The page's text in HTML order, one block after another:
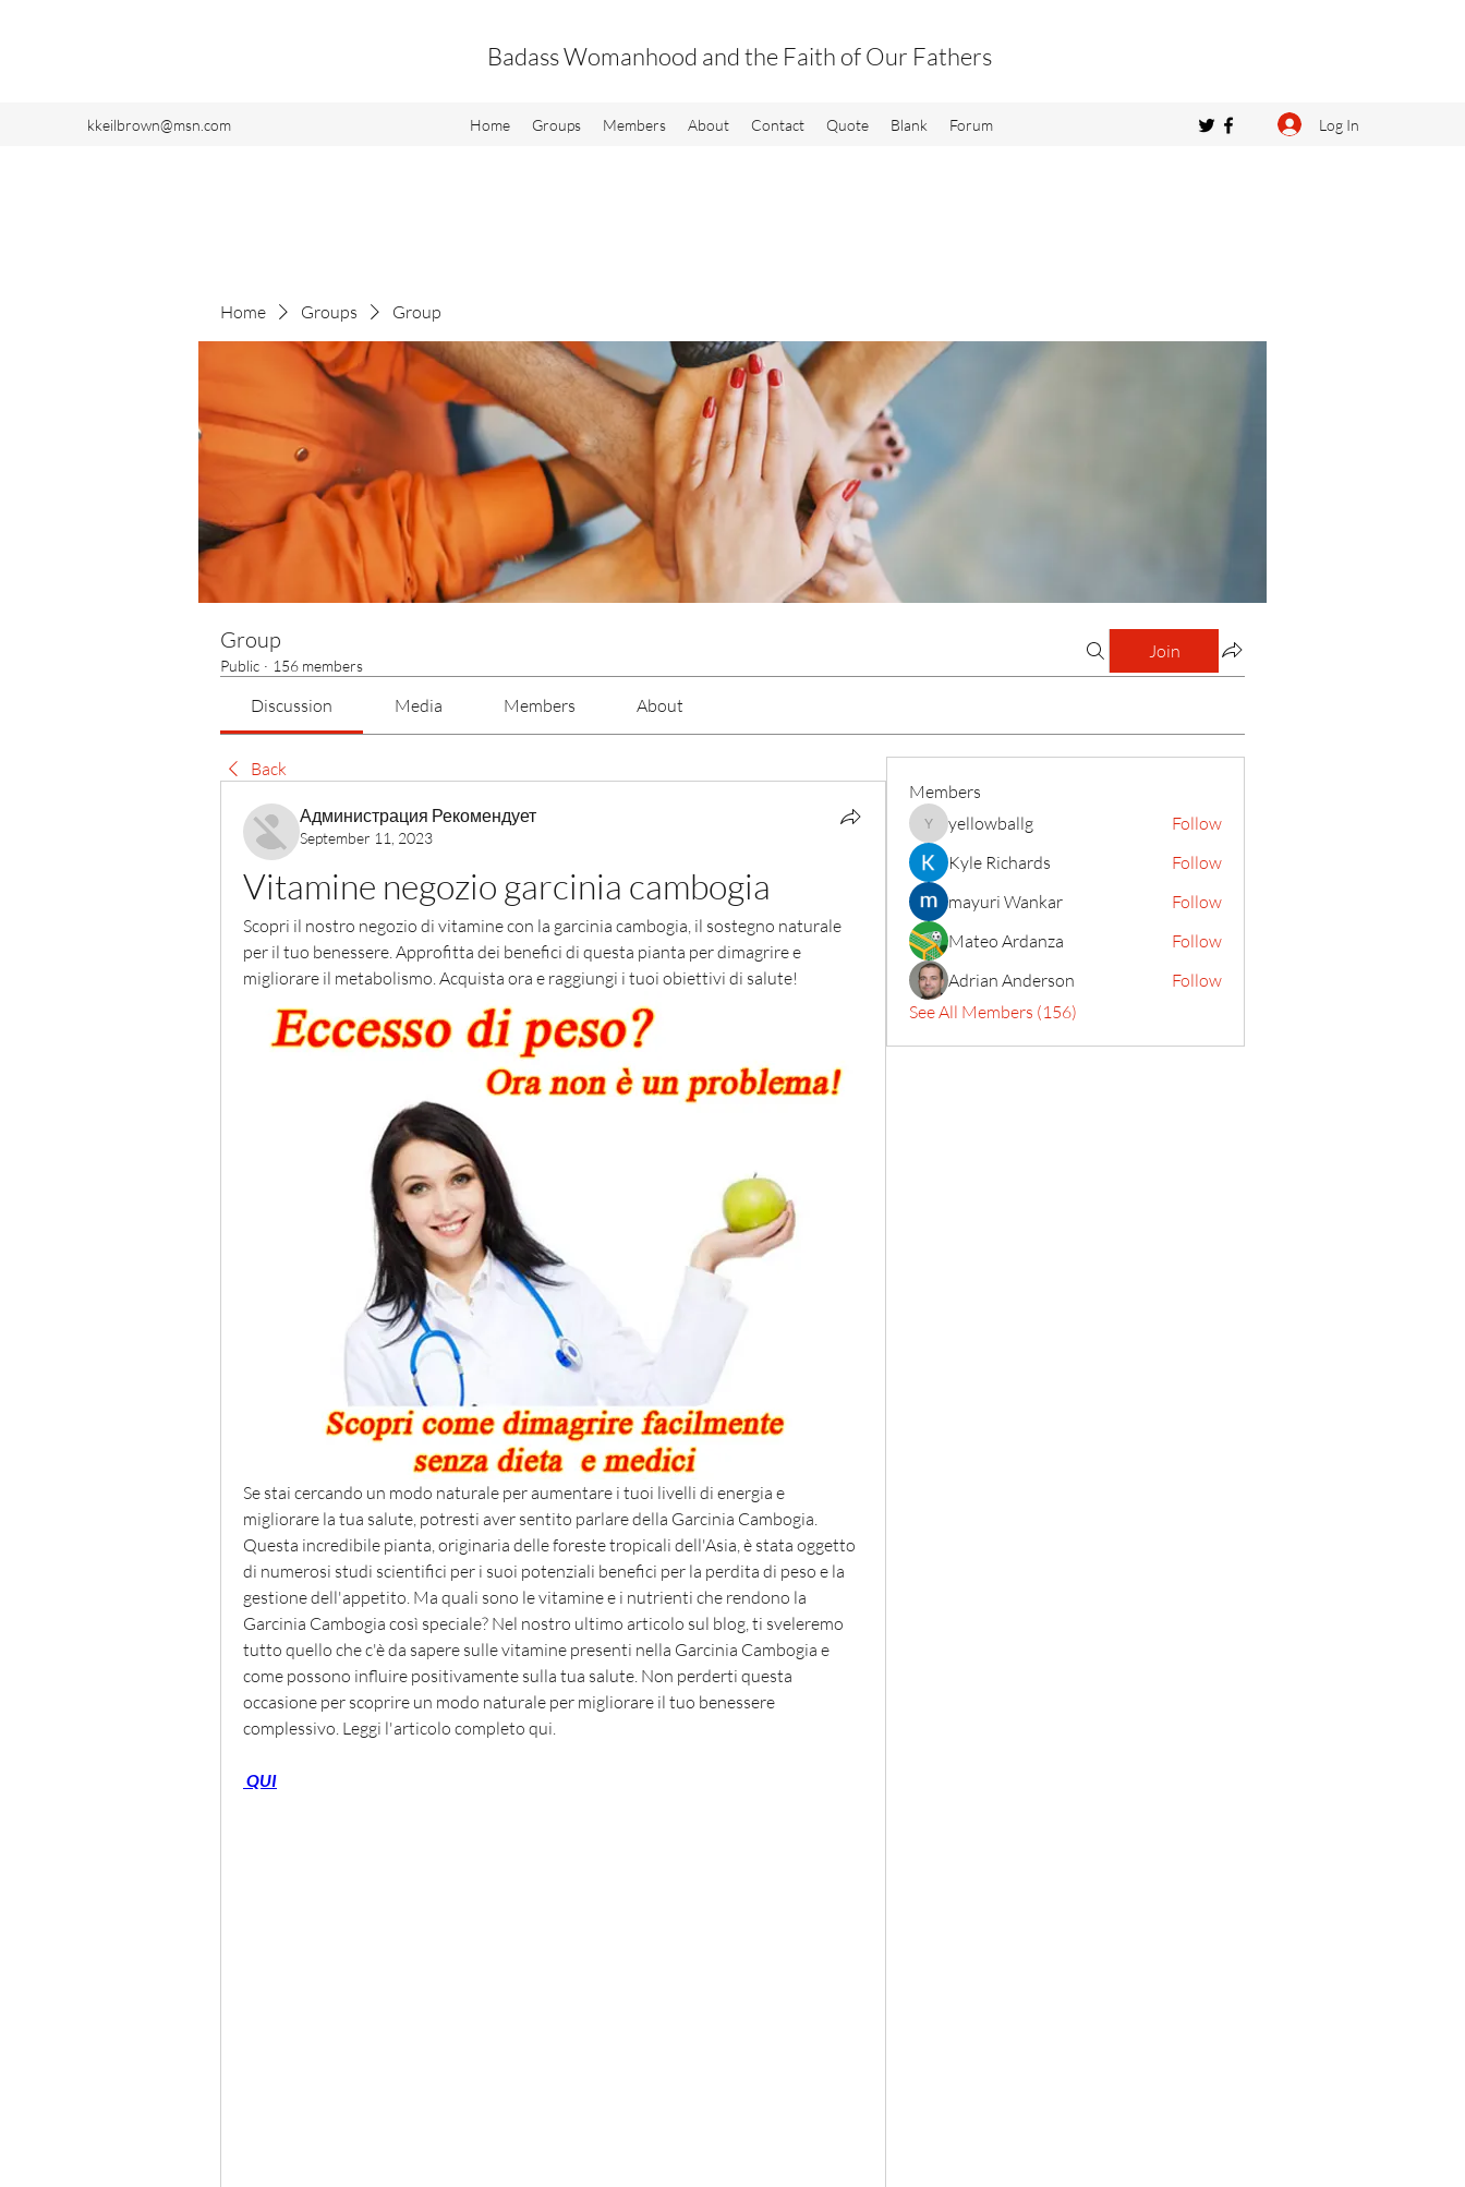
Badass Womanhood and the Faith of Our Fathers
kkeilbrown@msn.com Home Groups Members About Contact Quote Blank Forum Log In
Home Groups Group
Group
Public · 156 members
Join
Discussion Media Members About
Back
Администрация Рекомендует
September 11, 2023
Vitamine negozio garcinia cambogia
Scopri il nostro negozio di vitamine con la garcinia cambogia, il sostegno naturale
per il tuo benessere. Approfitta dei benefici di questa pianta per dimagrire e
migliorare il metabolismo. Acquista ora e raggiungi i tuoi obiettivi di salute!
Se stai cercando un modo naturale per aumentare i tuoi livelli di energia e
migliorare la tua salute, potresti aver sentito parlare della Garcinia Cambogia.
Questa incredibile pianta, originaria delle foreste tropicali dell'Asia, è stata oggetto
di numerosi studi scientifici per i suoi potenziali benefici per la perdita di peso e la
gestione dell'appetito. Ma quali sono le vitamine e i nutrienti che rendono la
Garcinia Cambogia così speciale? Nel nostro ultimo articolo sul blog, ti sveleremo
tutto quello che c'è da sapere sulle vitamine presenti nella Garcinia Cambogia e
come possono influire positivamente sulla tua salute. Non perderti questa
occasione per scoprire un modo naturale per migliorare il tuo benessere
complessivo. Leggi l'articolo completo qui.
QUI
Members
yellowballg
yellowballg
Follow
Kyle Richards
Follow
mayuri Wankar
Follow
Mateo Ardanza
Follow
Adrian Anderson
Follow
See All Members (156)